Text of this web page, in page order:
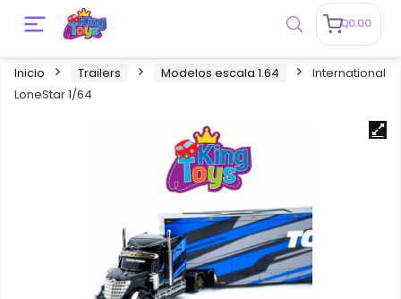
Q0.00
Inicio Trailers Modelos escala 1.64
International
LoneStar 1/64